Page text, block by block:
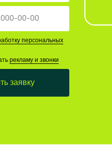
персональных
рекламу и звонки
заявку